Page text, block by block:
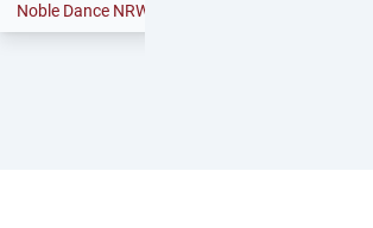
Noble Dance NRW